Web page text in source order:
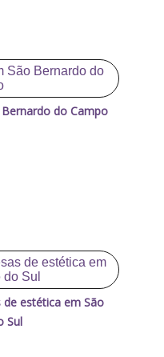
do Campo
estética em São
Sul